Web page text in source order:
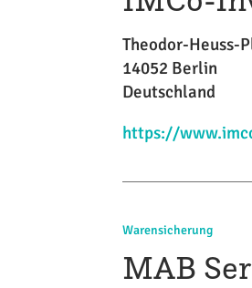
Theodor-Heuss-
14052 Berlin
Deutschland
https://
Warensicherung
MAB